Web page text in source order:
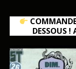
DESSOUS